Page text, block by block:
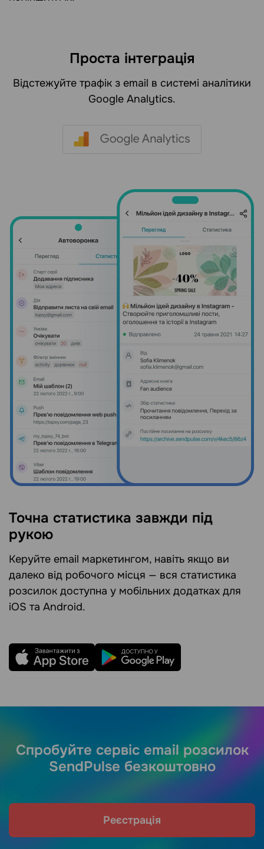
Проста інтеграція
Відстежуйте трафік з email в системі аналітики
Google Analytics.
Точна статистика завжди під
рукою
Керуйте email маркетингом, навіть якщо ви
далеко від робочого місця — вся статистика
розсилок доступна у мобільних додатках для
iOS та Android.
Спробуйте сервіс email розсилок
SendPulse безкоштовно
Реєстрація